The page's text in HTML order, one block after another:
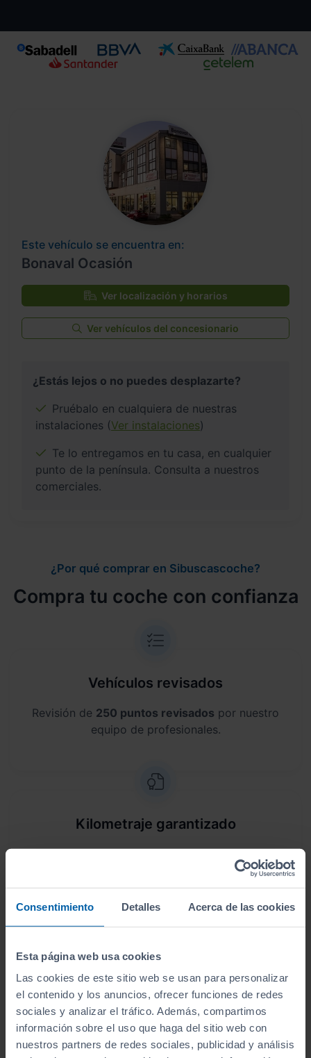
Consentimiento Detalles Acerca de las cookies
Esta página web usa cookies
Las cookies de este sitio web se usan para personalizar
el contenido y los anuncios, ofrecer funciones de redes
sociales y analizar el tráfico. Además, compartimos
información sobre el uso que haga del sitio web con
nuestros partners de redes sociales, publicidad y análisis
Este vehículo se encuentra en:
Bonaval Ocasión
Ver localización y horarios
Ver vehículos del concesionario
¿Estás lejos o no puedes desplazarte?
Pruébalo en cualquiera de nuestras
instalaciones (Ver instalaciones)
Te lo entregamos en tu casa, en cualquier
punto de la península. Consulta a nuestros
comerciales.
¿Por qué comprar en Sibuscascoche?
Compra tu coche con confianza
Vehículos revisados
Revisión de 250 puntos revisados por nuestro
equipo de profesionales.
Kilometraje garantizado
reales.
Garantía de 48 meses
Este vehículo dispone de una garantía de48
meses.